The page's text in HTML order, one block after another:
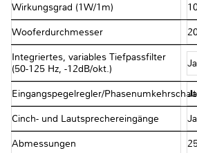
Wirkungsgrad (1W/1m)
Wooferdurchmesser
Integriertes, variables Tiefpassfilter
(50-125 Hz, -12dB/okt.)
Ja
Eingangspegelregler/ Ja
Cinch- und Lautsprechereingänge Ja
Abmessungen